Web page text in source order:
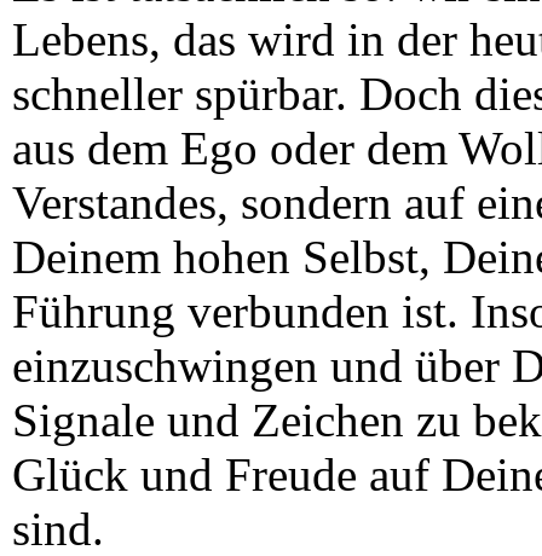
Lebens, das wird in der
schneller spürbar. Doch
aus dem Ego oder dem
Verstandes, sondern auf
Deinem hohen Selbst,
Führung verbunden ist.
einzuschwingen und über
Signale und Zeichen zu
Glück und Freude auf
sind.